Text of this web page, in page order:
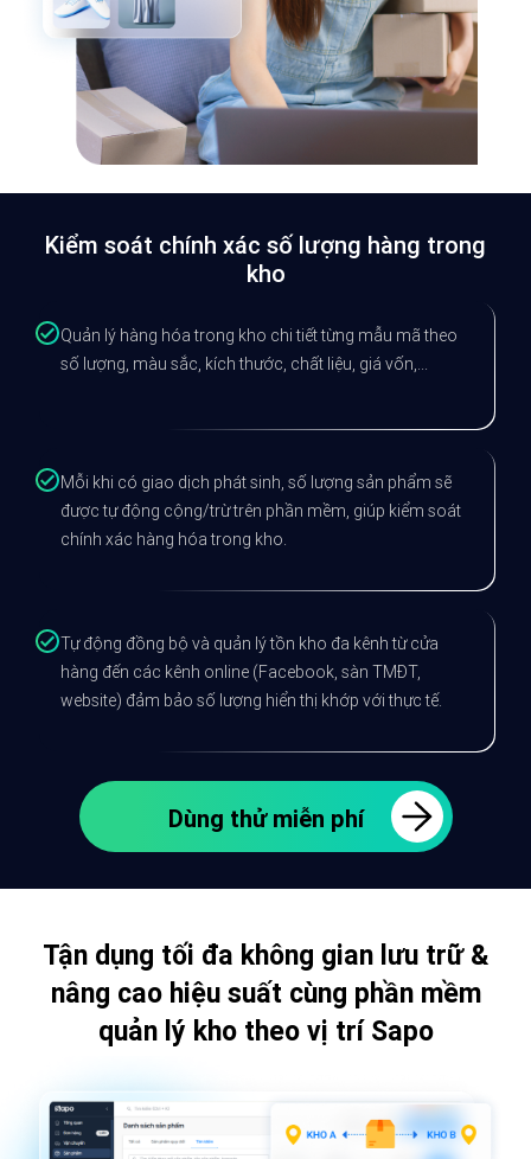
Kiểm soát chính xác số lượng hàng trong
kho
Quản lý hàng hóa trong kho chi tiết từng mẫu mã theo
số lượng, màu sắc, kích thước, chất liệu, giá vốn,...
Mỗi khi có giao dịch phát sinh, số lượng sản phẩm sẽ
được tự động cộng/trừ trên phần mềm, giúp kiểm soát
chính xác hàng hóa trong kho.
Tự động đồng bộ và quản lý tồn kho đa kênh từ cửa
hàng đến các kênh online (Facebook, sàn TMĐT,
website) đảm bảo số lượng hiển thị khớp với thực tế.
Dùng thử miễn phí
Tận dụng tối đa không gian lưu trữ &
nâng cao hiệu suất cùng phần mềm
quản lý kho theo vị trí Sapo